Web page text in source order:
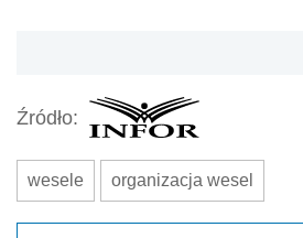
Źródło:
wesele organizacja wesel